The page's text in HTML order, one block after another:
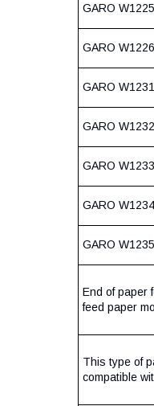
GARO W1225
GARO W1226
GARO W1231
GARO W1232
GARO W1233
GARO W1234
GARO W1235
End of paper
feed paper
This type of
compatible